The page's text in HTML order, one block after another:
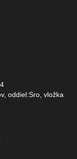
oddiel:Sro, vložka